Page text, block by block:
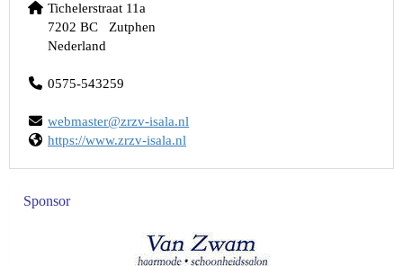
Tichelerstraat 11a
7202 BC Zutphen
Nederland
0575-543259
retsambew@zrzv-isala.nl
https://www.zrzv-isala.nl
Sponsor